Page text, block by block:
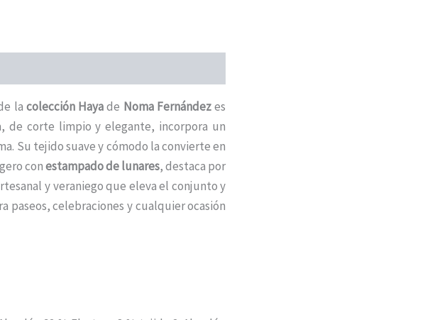
la colección Hayade Noma Fernándezes
de corte limpio y elegante, incorpora un
Su tejido suave y cómodo la convierte en
conestampado de lunares, destaca por
y veraniego que eleva el conjunto y
paseos, celebraciones y cualquier ocasión